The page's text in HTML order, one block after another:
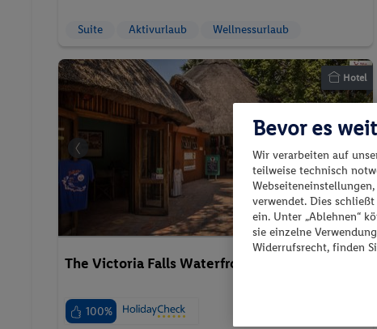
Suite Aktivurlaub Wellnessurlaub
Hotel
The Victoria Falls Waterfront Lodge
100%
Bevor es
Wir verarbeiten auf
teilweise technisch
verwendet. Dies
ein. Unter „Ablehnen“
sie einzelne
Widerrufsrecht, finden